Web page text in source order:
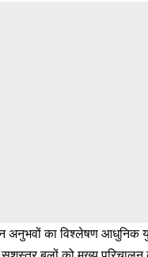
अनुभवों का विश्लेषण आधुनिक